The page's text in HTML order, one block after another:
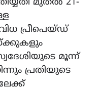
പ്രീപെയ്ഡ്
സ്വദേശിയുടെ മൂന്ന്
പ്രതിയുടെ